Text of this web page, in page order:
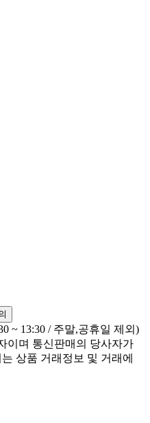
~ 13:30 / 주말,공휴일 제외)
이며 통신판매의 당사자가
상품 거래정보 및 거래에